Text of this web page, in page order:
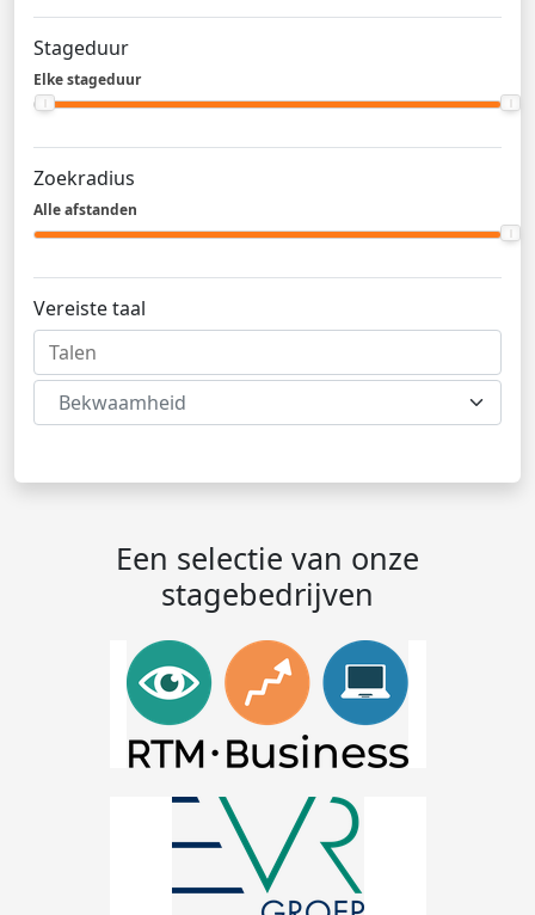
Stageduur
Elke stageduur
Zoekradius
Alle afstanden
Vereiste taal
Bekwaamheid
Een selectie van onze
stagebedrijven